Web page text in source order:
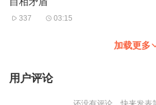
337 03:15
加载更多
用户评论